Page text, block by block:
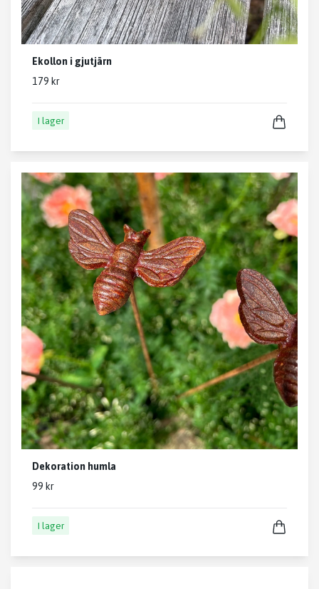
Ekollon i gjutjärn
179 kr
I lager
Dekoration humla
99 kr
I lager